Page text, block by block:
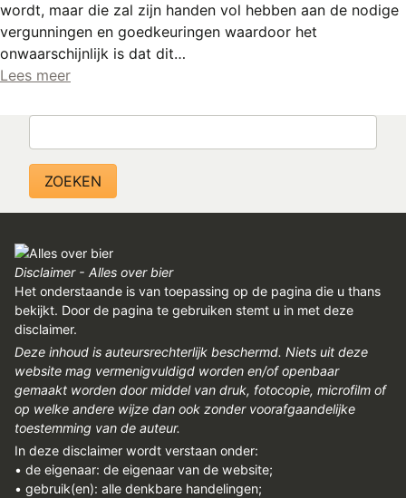
wordt, maar die zal zijn handen vol hebben aan de nodige
vergunningen en goedkeuringen waardoor het
onwaarschijnlijk is dat dit…
Lees meer
Disclaimer - Alles over bier
Het onderstaande is van toepassing op de pagina die u thans
bekijkt. Door de pagina te gebruiken stemt u in met deze
disclaimer.
Deze inhoud is auteursrechterlijk beschermd. Niets uit deze
website mag vermenigvuldigd worden en/of openbaar
gemaakt worden door middel van druk, fotocopie, microfilm of
op welke andere wijze dan ook zonder voorafgaandelijke
toestemming van de auteur.
In deze disclaimer wordt verstaan onder:
• de eigenaar: de eigenaar van de website;
• gebruik(en): alle denkbare handelingen;